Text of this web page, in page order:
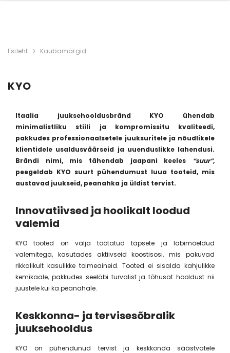
Esileht Kaubamärgid
KYO
Itaalia juuksehooldusbränd KYO ühendab
minimalistliku stiili ja kompromissitu kvaliteedi,
pakkudes professionaalsetele juuksuritele ja nõudlikele
klientidele usaldusväärseid ja uuenduslikke lahendusi.
Brändi nimi, mis tähendab jaapani keeles
“suur”,
peegeldab KYO suurt pühendumust luua tooteid, mis
austavad juukseid, peanahka ja üldist tervist.
Innovatiivsed ja hoolikalt loodud
valemid
KYO tooted on välja töötatud täpsete ja läbimõeldud
valemitega, kasutades aktiivseid koostisosi, mis pakuvad
rikkalikult kasulikke toimeaineid. Tooted ei sisalda kahjulikke
kemikaale, pakkudes seeläbi turvalist ja tõhusat hooldust nii
juustele kui ka peanahale.
Keskkonna- ja tervisesõbralik
juuksehooldus
KYO on pühendunud tervist ja keskkonda säästvatele
ACTYVA LINFA SOLARE tekstuuri
lisav soolasprei (125 ml)
23,00 € 16,10 €
GORDON
komplekt
26,00